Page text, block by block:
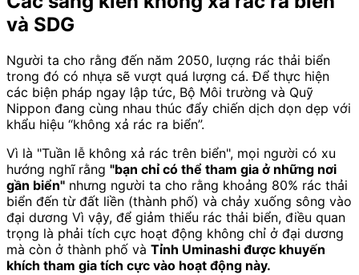
và SDG
Người ta cho rằng đến năm 2050, lượng rác thải biển
trong đó có nhựa sẽ vượt quá lượng cá. Để thực hiện
các biện pháp ngay lập tức, Bộ Môi trường và Quỹ
Nippon đang cùng nhau thúc đẩy chiến dịch dọn dẹp với
khẩu hiệu “không xả rác ra biển”.
Vì là "Tuần lễ không xả rác trên biển", mọi người có xu
hướng nghĩ rằng "bạn chỉ có thể tham gia ở những nơi
gần biển" nhưng người ta cho rằng khoảng 80% rác thải
biển đến từ đất liền (thành phố) và chảy xuống sông vào
đại dương Vì vậy, để giảm thiểu rác thải biển, điều quan
trọng là phải tích cực hoạt động không chỉ ở đại dương
mà còn ở thành phố và Tỉnh Uminashi được khuyến
khích tham gia tích cực vào hoạt động này.